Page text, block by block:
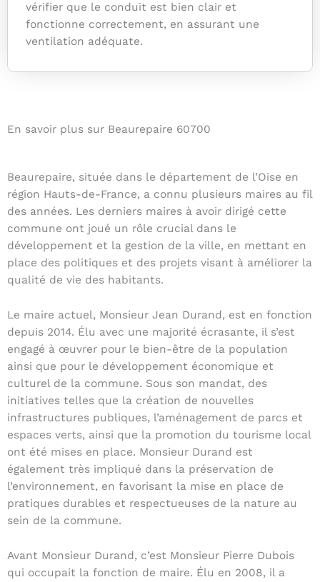
vérifier que le conduit est bien clair et
fonctionne correctement, en assurant une
ventilation adéquate.
En savoir plus sur Beaurepaire 60700
Beaurepaire, située dans le département de l’Oise en
région Hauts-de-France, a connu plusieurs maires au fil
des années. Les derniers maires à avoir dirigé cette
commune ont joué un rôle crucial dans le
développement et la gestion de la ville, en mettant en
place des politiques et des projets visant à améliorer la
qualité de vie des habitants.
Le maire actuel, Monsieur Jean Durand, est en fonction
depuis 2014. Élu avec une majorité écrasante, il s’est
engagé à œuvrer pour le bien-être de la population
ainsi que pour le développement économique et
culturel de la commune. Sous son mandat, des
initiatives telles que la création de nouvelles
infrastructures publiques, l’aménagement de parcs et
espaces verts, ainsi que la promotion du tourisme local
ont été mises en place. Monsieur Durand est
également très impliqué dans la préservation de
l’environnement, en favorisant la mise en place de
pratiques durables et respectueuses de la nature au
sein de la commune.
Avant Monsieur Durand, c’est Monsieur Pierre Dubois
qui occupait la fonction de maire. Élu en 2008, il a